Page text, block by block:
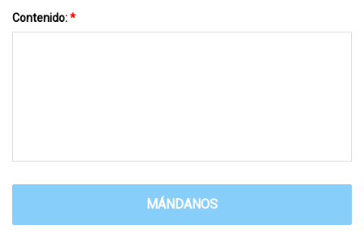
Contenido:*
MÁNDANOS